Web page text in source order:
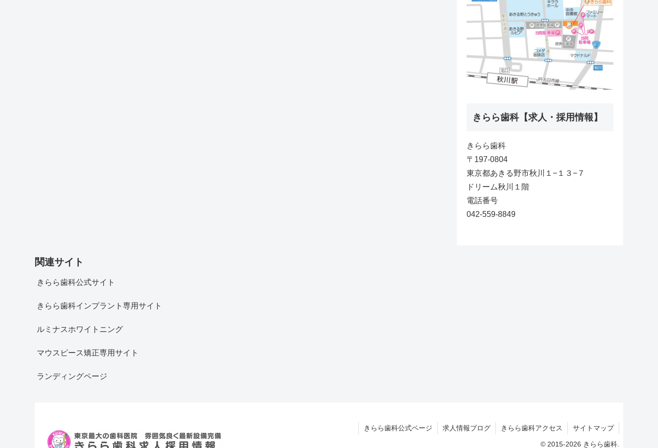
きらら歯科【求人・採用情報】
きらら歯科
〒197-0804
東京都あきる野市秋川１−１３−７
ドリーム秋川１階
電話番号
042-559-8849
関連サイト
きらら歯科公式サイト
きらら歯科インプラント専用サイト
ルミナスホワイトニング
マウスピース矯正専用サイト
ランディングページ
きらら歯科公式ページ 求人情報ブログ きらら歯科アクセス サイトマップ
© 2015-2026 きらら歯科.